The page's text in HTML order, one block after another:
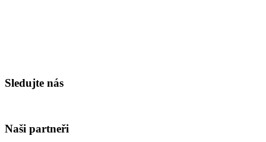
Sledujte nás
Naši partneři